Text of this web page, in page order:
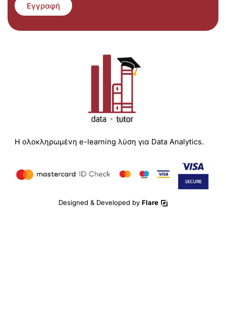
Εγγραφή
Η ολοκληρωμένη e-learning λύση για Data Analytics.
Designed & Developed by Flare